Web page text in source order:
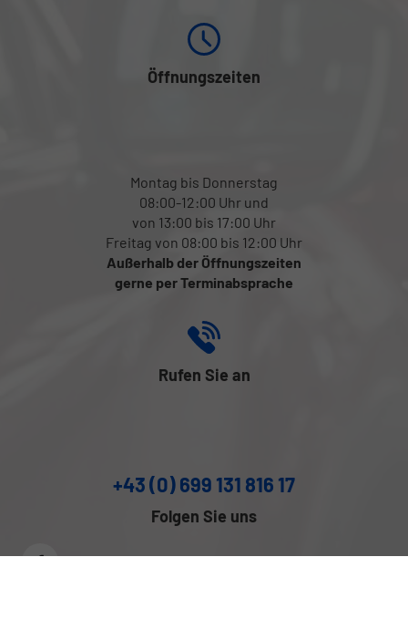
Öffnungszeiten
Montag bis Donnerstag
08:00-12:00 Uhr und
von 13:00 bis 17:00 Uhr
Freitag von 08:00 bis 12:00 Uhr
Außerhalb der Öffnungszeiten
gerne per Terminabsprache
Rufen Sie an
+43 (0) 699 131 816 17
Folgen Sie uns